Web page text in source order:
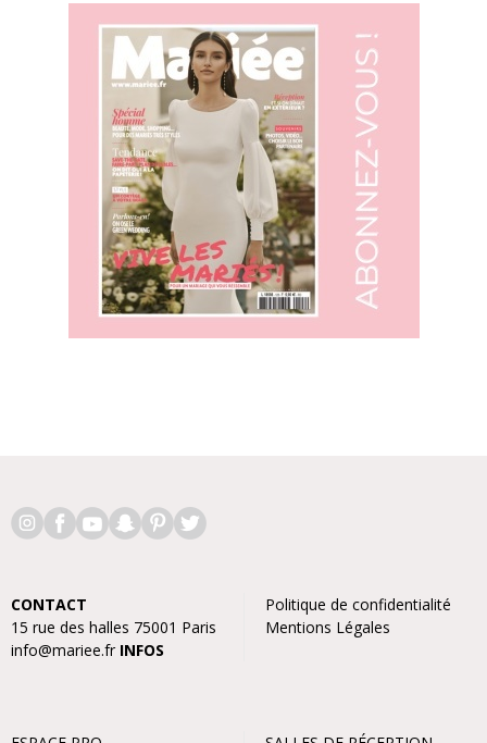
CONTACT
15 rue des halles 75001 Paris
info@mariee.fr INFOS
Politique de confidentialité
Mentions Légales